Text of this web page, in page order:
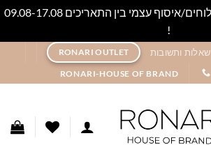
לקוחות יקרים! אין משלוחים/איסוף עצמי בין התאריכים 09.08-17.08
!
שאלות ותשובות RONARI OUTLET
RONARI-HOUSE OF BRAND